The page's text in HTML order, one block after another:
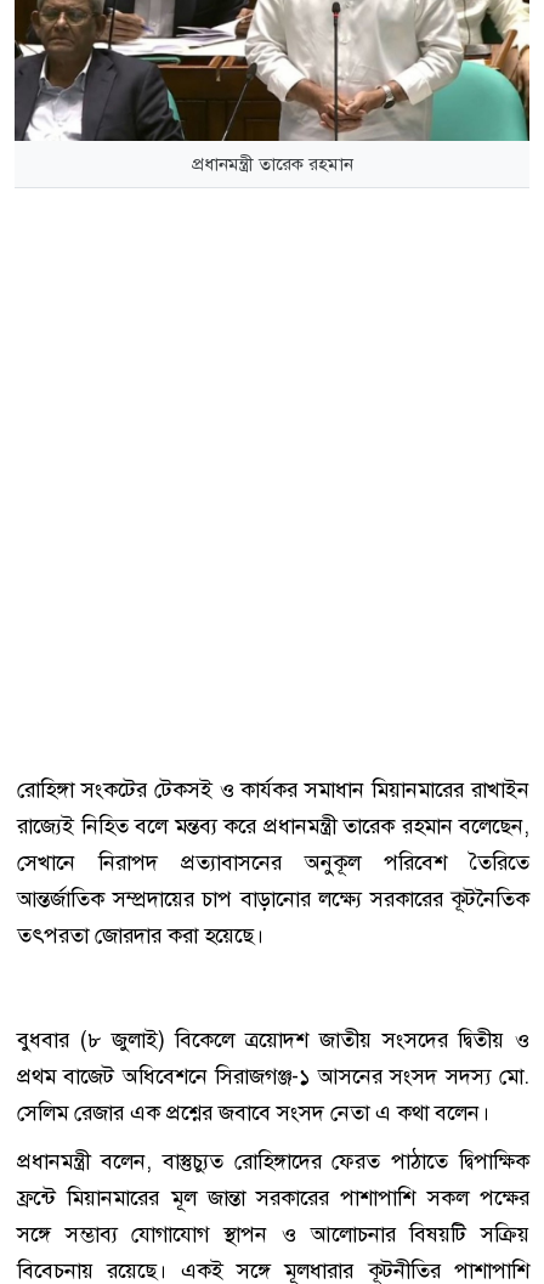
প্রধানমন্ত্রী তারেক রহমান
রোহিঙ্গা সংকটের টেকসই ও কার্যকর সমাধান মিয়ানমারের রাখাইন
রাজ্যেই নিহিত বলে মন্তব্য করে প্রধানমন্ত্রী তারেক রহমান বলেছেন,
সেখানে নিরাপদ প্রত্যাবাসনের অনুকূল পরিবেশ তৈরিতে
আন্তর্জাতিক সম্প্রদায়ের চাপ বাড়ানোর লক্ষ্যে সরকারের কূটনৈতিক
তৎপরতা জোরদার করা হয়েছে।
বুধবার (৮ জুলাই) বিকেলে ত্রয়োদশ জাতীয় সংসদের দ্বিতীয় ও
প্রথম বাজেট অধিবেশনে সিরাজগঞ্জ-১ আসনের সংসদ সদস্য মো.
সেলিম রেজার এক প্রশ্নের জবাবে সংসদ নেতা এ কথা বলেন।
প্রধানমন্ত্রী বলেন, বাস্তুচ্যুত রোহিঙ্গাদের ফেরত পাঠাতে দ্বিপাক্ষিক
ফ্রন্টে মিয়ানমারের মূল জান্তা সরকারের পাশাপাশি সকল পক্ষের
সঙ্গে সম্ভাব্য যোগাযোগ স্থাপন ও আলোচনার বিষয়টি সক্রিয়
বিবেচনায় রয়েছে। একই সঙ্গে মূলধারার কূটনীতির পাশাপাশি